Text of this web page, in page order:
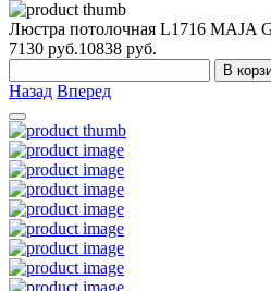
Люстра потолочная L1716 MAJA
7130 руб.10838 руб.
В
Назад Вперед